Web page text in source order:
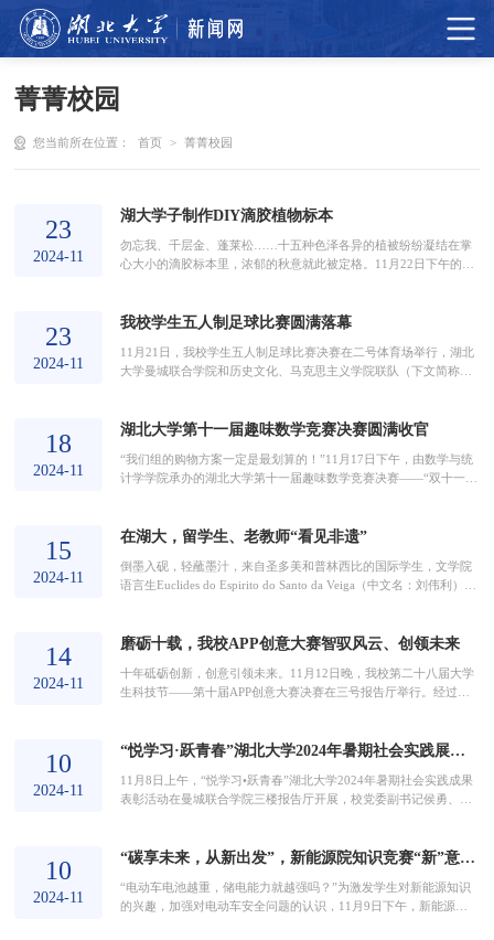
菁菁校园
您当前所在位置： 首页 > 菁菁校园
23
2024-11
湖大学子制作DIY滴胶植物标本
勿忘我、千层金、蓬莱松……十五种色泽各异的植被纷纷凝结在掌
心大小的滴胶标本里，浓郁的秋意就此被定格。11月22日下午的嘉
与者们拣选出心仪的花材和模具进行制作。使用无影胶铺陈模具并
定放入的花材。直到各层胶体均被紫外线灯照射凝结...
23
2024-11
我校学生五人制足球比赛圆满落幕
11月21日，我校学生五人制足球比赛决赛在二号体育场举行，湖北
大学曼城联合学院和历史文化、马克思主义学院联队（下文简称历
躲避，率先为队伍赢得一分，瞬间点燃了球场的热情。湖北大学曼
紧咬不放，难分伯仲。上半场以3:3平局结束。短暂休息后...
18
2024-11
湖北大学第十一届趣味数学竞赛决赛圆满收官
“我们组的购物方案一定是最划算的！”11月17日下午，由数学与统
计学学院承办的湖北大学第十一届趣味数学竞赛决赛——“双十一满
学生队伍共有九组，比赛以积分回合制进行，包括“智慧挑战”“趣味
程中，有的队伍成员之间默契配合...
15
2024-11
在湖大，留学生、老教师“看见非遗”
倒墨入砚，轻蘸墨汁，来自圣多美和普林西比的国际学生，文学院
语言生Euclides do Espirito do Santo da Veiga（中文名：刘伟利）手
制作活动——“看见非遗”在嘉会园对面开展。活动以“传承非遗技
非遗技艺所散发出来的独特魅力。从来自历...
14
2024-11
磨砺十载，我校APP创意大赛智驭风云、创领未来
十年砥砺创新，创意引领未来。11月12日晚，我校第二十八届大学
生科技节——第十届APP创意大赛决赛在三号报告厅举行。经过初
慧科技”“智汇生活”“治慧兴邦”三大赛道，从人文关怀、文化传承，
思考。“MINE”作为贴心的情绪伴侣，以专业疗...
10
2024-11
“悦学习·跃青春”湖北大学2024年暑期社会实践展学子风采
11月8日上午，“悦学习•跃青春”湖北大学2024年暑期社会实践成果
表彰活动在曼城联合学院三楼报告厅开展，校党委副书记侯勇、研
生代表参加此次活动。表彰会由校团委副书记盛楠主持。随着活动
详实而细致地记录了团队成员在暑假期间积极参与实...
10
2024-11
“碳享未来，从新出发”，新能源院知识竞赛“新”意十足
“电动车电池越重，储电能力就越强吗？”为激发学生对新能源知识
的兴趣，加强对电动车安全问题的认识，11月9日下午，新能源与